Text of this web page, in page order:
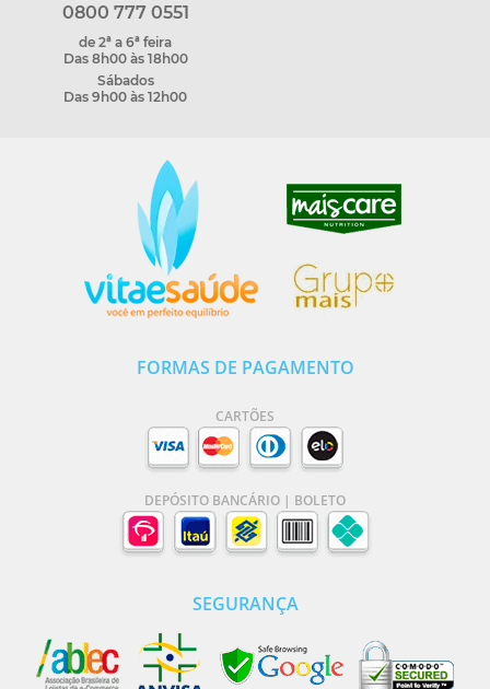
0800 777 0551
de 2ª a 6ª feira
Das 8h00 às 18h00
Sábados
Das 9h00 às 12h00
FORMAS DE PAGAMENTO
CARTÕES
DEPÓSITO BANCÁRIO | BOLETO
SEGURANÇA